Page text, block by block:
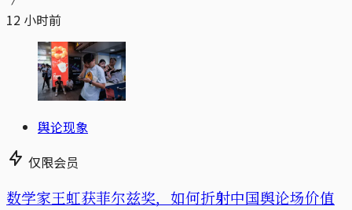
12 小时前
舆论现象
仅限会员
数学家王虹获菲尔兹奖，如何折射中国舆论场价值